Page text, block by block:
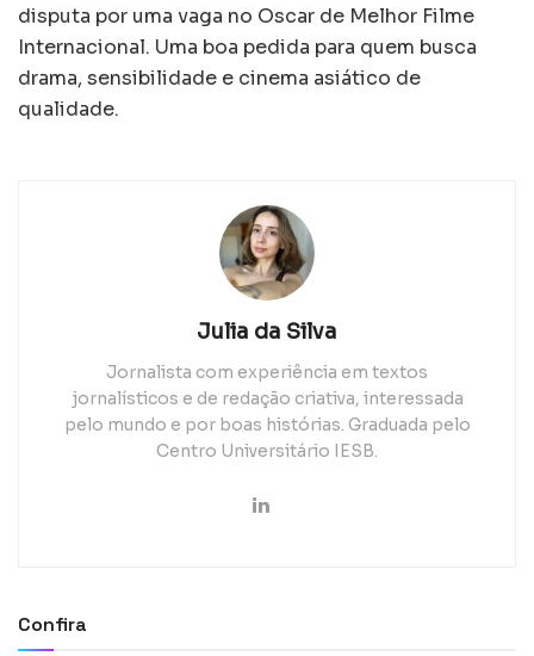
disputa por uma vaga no Oscar de Melhor Filme
Internacional. Uma boa pedida para quem busca
drama, sensibilidade e cinema asiático de
qualidade.
Julia da Silva
Jornalista com experiência em textos
jornalísticos e de redação criativa, interessada
pelo mundo e por boas histórias. Graduada pelo
Centro Universitário IESB.
Confira